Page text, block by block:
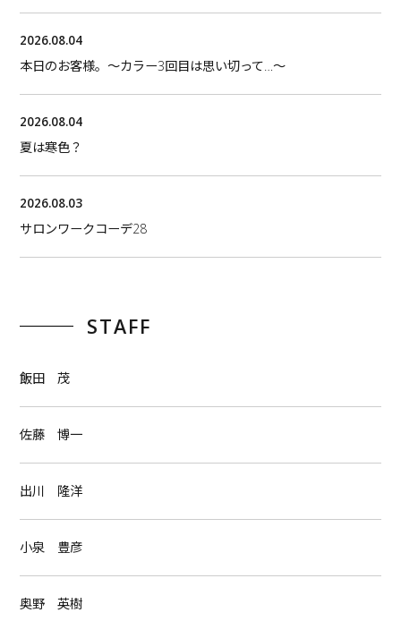
2026.08.04
本日のお客様。〜カラー3回目は思い切って…〜
2026.08.04
夏は寒色？
2026.08.03
サロンワークコーデ28
STAFF
飯田 茂
佐藤 博一
出川 隆洋
小泉 豊彦
奥野 英樹